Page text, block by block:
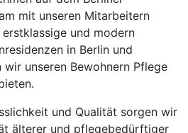
mit unseren Mitarbeitern
und modern
in Berlin und
wir unseren Bewohnern Pflege
und Qualität sorgen wir
älterer und pflegebedürftiger